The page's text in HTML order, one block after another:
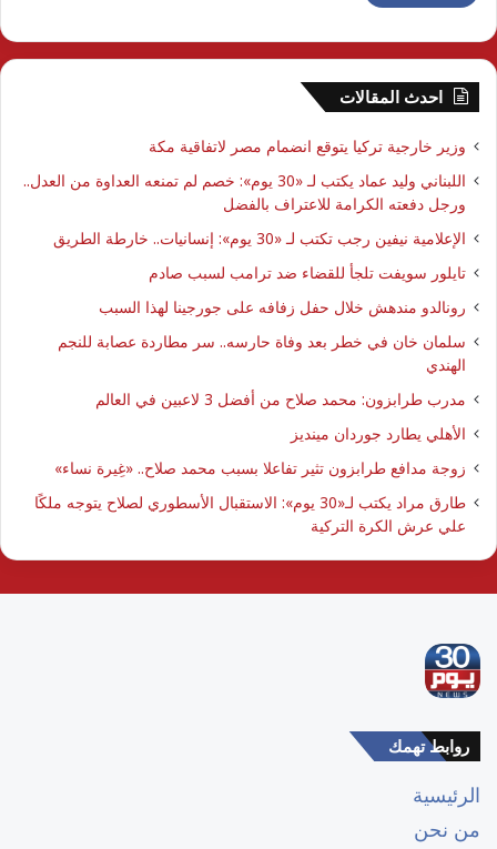
احدث المقالات
وزير خارجية تركيا يتوقع انضمام مصر لاتفاقية مكة
اللبناني وليد عماد يكتب لـ «30 يوم»: خصم لم تمنعه العداوة من العدل..
ورجل دفعته الكرامة للاعتراف بالفضل
الإعلامية نيفين رجب تكتب لـ «30 يوم»: إنسانيات.. خارطة الطريق
تايلور سويفت تلجأ للقضاء ضد ترامب لسبب صادم
رونالدو مندهش خلال حفل زفافه على جورجينا لهذا السبب
سلمان خان في خطر بعد وفاة حارسه.. سر مطاردة عصابة للنجم
الهندي
مدرب طرابزون: محمد صلاح من أفضل 3 لاعبين في العالم
الأهلي يطارد جوردان مينديز
زوجة مدافع طرابزون تثير تفاعلا بسبب محمد صلاح.. «غِيرة نساء»
طارق مراد يكتب لـ«30 يوم»: الاستقبال الأسطوري لصلاح يتوجه ملكًا
علي عرش الكرة التركية
روابط تهمك
الرئيسية
من نحن